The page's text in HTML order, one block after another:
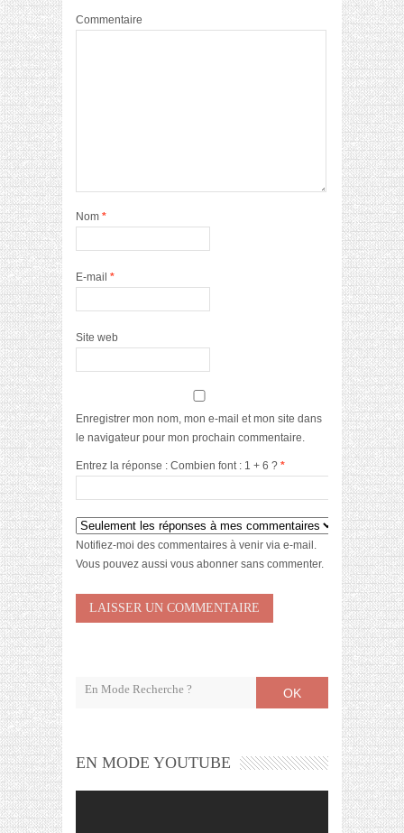
Commentaire
Nom *
E-mail *
Site web
Enregistrer mon nom, mon e-mail et mon site dans
le navigateur pour mon prochain commentaire.
Entrez la réponse : Combien font : 1 + 6 ? *
Notifiez-moi des commentaires à venir via e-mail.
Vous pouvez aussi vous abonner sans commenter.
OK
EN MODE YOUTUBE